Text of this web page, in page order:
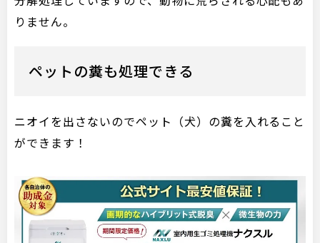
りません。
ペットの糞も処理できる
ニオイを出さないのでペット（犬）の糞を入れること
ができます！